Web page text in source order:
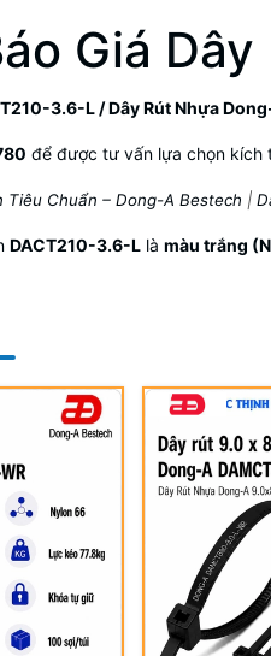
Giá
3.6-L / Dây Rút Nhựa
để được tư vấn lựa chọn kích
Tiêu Chuẩn – Dong-A Bestech |
DACT210-3.6-L là màu trắng